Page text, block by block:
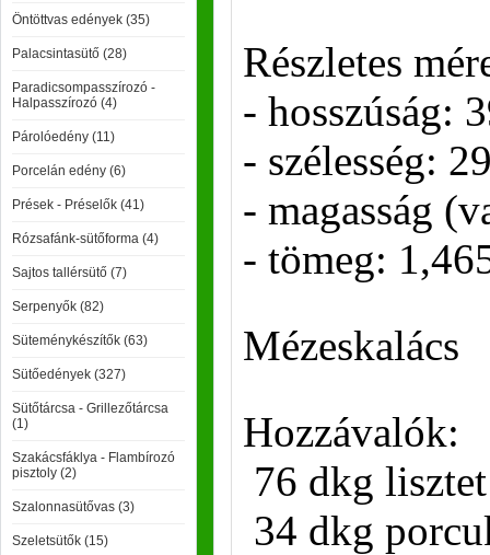
Öntöttvas edények (35)
Palacsintasütő (28)
Paradicsompasszírozó -
Halpasszírozó (4)
Párolóedény (11)
Porcelán edény (6)
Prések - Préselők (41)
Rózsafánk-sütőforma (4)
Sajtos tallérsütő (7)
Serpenyők (82)
Süteménykészítők (63)
Sütőedények (327)
Sütőtárcsa - Grillezőtárcsa
(1)
Szakácsfáklya - Flambírozó
pisztoly (2)
Szalonnasütővas (3)
Szeletsütők (15)
Részletes
- hosszúság:
- szélesség:
- magasság
- tömeg:
Mézeskalács
Hozzávalók:
76 dkg lisztet
34 dkg